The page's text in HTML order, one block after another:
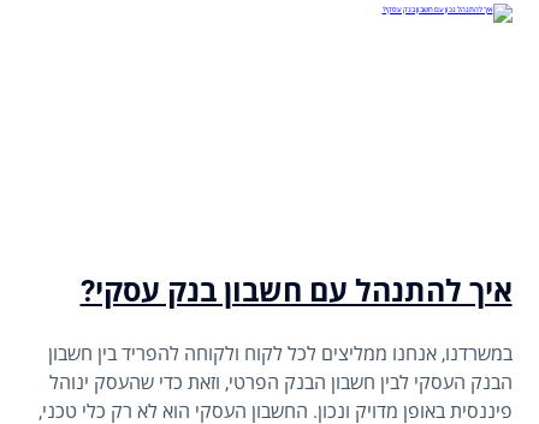
איך להתנהל עם חשבון בנק עסקי?
במשרדנו, אנחנו ממליצים לכל לקוח ולקוחה להפריד בין חשבון
הבנק העסקי לבין חשבון הבנק הפרטי, וזאת כדי שהעסק ינוהל
פיננסית באופן מדויק ונכון. החשבון העסקי הוא לא רק כלי טכני,